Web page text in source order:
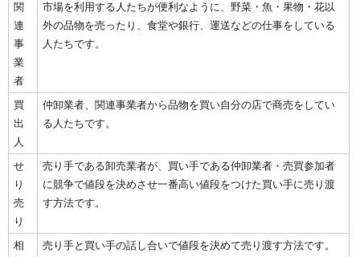
関
連
事
業
者
市場を利用する人たちが便利なように、野菜・魚・果物・花以
外の品物を売ったり、食堂や銀行、運送などの仕事をしている
人たちです。
買
出
人
仲卸業者、関連事業者から品物を買い自分の店で商売をしてい
る人たちです。
せ
り
売
り
売り手である卸売業者が、買い手である仲卸業者・売買参加者
に競争で値段を決めさせ一番高い値段をつけた買い手に売り渡
す方法です。
相
売り手と買い手の話し合いで値段を決めて売り渡す方法です。